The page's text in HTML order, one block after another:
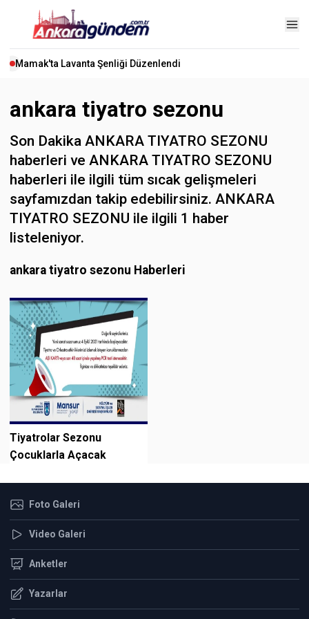
Mamak'ta Lavanta Şenliği Düzenlendi
ankara tiyatro sezonu
Son Dakika ANKARA TIYATRO SEZONU
haberleri ve ANKARA TIYATRO SEZONU
haberleri ile ilgili tüm sıcak gelişmeleri
sayfamızdan takip edebilirsiniz. ANKARA
TIYATRO SEZONU ile ilgili 1 haber
listeleniyor.
ankara tiyatro sezonu Haberleri
Tiyatrolar Sezonu
Çocuklarla Açacak
Foto Galeri
Video Galeri
Anketler
Yazarlar